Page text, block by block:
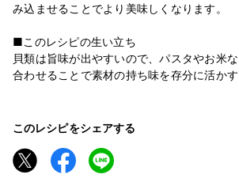
み込ませることでより美味しくなります。
■このレシピの生い立ち
貝類は旨味が出やすいので、パスタやお米
合わせることで素材の持ち味を存分に活かす
このレシピをシェアする